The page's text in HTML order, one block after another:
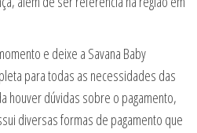
e deixe a Savana Baby
para todas as necessidades das
houver dúvidas sobre o pagamento,
diversas formas de pagamento que